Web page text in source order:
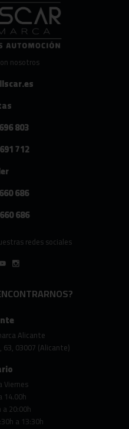
nosotros
803
712
686
686
redes sociales
Alicante
63, 03007 (Alicante)
Viernes
14.00h
a 20:00h
a 13:30h